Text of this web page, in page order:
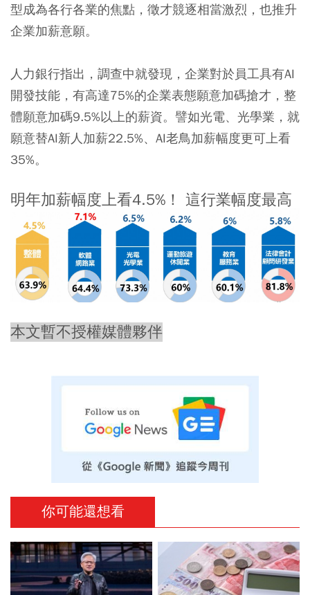
型成為各行各業的焦點，徵才競逐相當激烈，也推升
企業加薪意願。
人力銀行指出，調查中就發現，企業對於員工具有AI
開發技能，有高達75%的企業表態願意加碼搶才，整
體願意加碼9.5%以上的薪資。譬如光電、光學業，就
願意替AI新人加薪22.5%、AI老鳥加薪幅度更可上看
35%。
明年加薪幅度上看4.5%！ 這行業幅度最高
本文暫不授權媒體夥伴
你可能還想看